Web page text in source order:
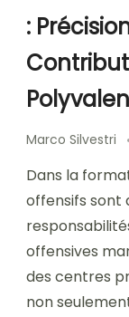
:
Marco Silvestri
Dans la
offensifs sont
offensives
des centres
non